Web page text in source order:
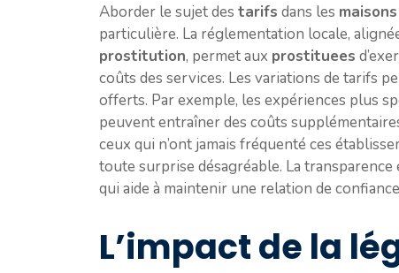
Aborder le sujet des tarifs dans les maisons
particulière. La réglementation locale,
prostitution, permet aux prostituees
coûts des services. Les variations de tarifs
offerts. Par exemple, les expériences plus
peuvent entraîner des coûts
ceux qui n’ont jamais fréquenté ces
toute surprise désagréable. La
qui aide à maintenir une relation de
L’impact de la